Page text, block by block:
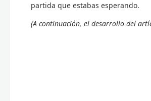
partida que estabas esperando.
(A continuación, el desarrollo del